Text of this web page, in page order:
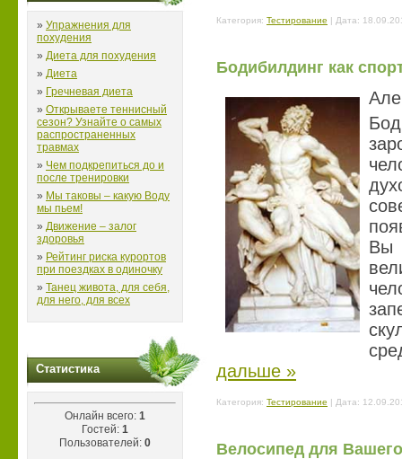
» Упражнения для
похудения
» Диета для похудения
» Диета
» Гречневая диета
» Открываете теннисный
сезон? Узнайте о самых
распространенных
травмах
» Чем подкрепиться до и
после тренировки
» Мы таковы – какую Воду
мы пьем!
» Движение – залог
здоровья
» Рейтинг риска курортов
при поездках в одиночку
» Танец живота, для себя,
для него, для всех
Статистика
Онлайн всего: 1
Гостей: 1
Пользователей: 0
Категория: Тестирование | Дата:
Бодибилдинг как
Вы
дальше »
Категория: Тестирование | Дата:
Велосипед для